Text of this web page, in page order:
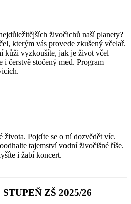
živočichů naší planety?
kterým vás provede zkušený včelař.
kůži vyzkoušíte, jak je život včel
i čerstvě stočený med. Program
života. Pojďte se o ní dozvědět víc.
tajemství vodní živočišné říše.
i žabí koncert.
ZŠ 2025/26